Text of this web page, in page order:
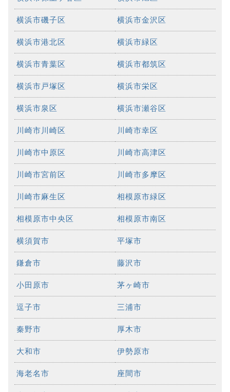
横浜市磯子区 横浜市金沢区
横浜市港北区 横浜市緑区
横浜市青葉区 横浜市都筑区
横浜市戸塚区 横浜市栄区
横浜市泉区 横浜市瀬谷区
川崎市川崎区 川崎市幸区
川崎市中原区 川崎市高津区
川崎市宮前区 川崎市多摩区
川崎市麻生区 相模原市緑区
相模原市中央区 相模原市南区
横須賀市 平塚市
鎌倉市 藤沢市
小田原市 茅ヶ崎市
逗子市 三浦市
秦野市 厚木市
大和市 伊勢原市
海老名市 座間市